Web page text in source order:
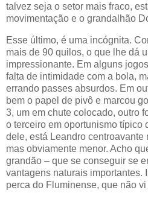
talvez seja o setor mais fraco,
movimentação e o grandalhão
Esse último, é uma incógnita.
mais de 90 quilos, o que lhe dá
impressionante. Em alguns
falta de intimidade com a bola,
errando passes absurdos. Em
bem o papel de pivô e marcou
3, um em chute colocado, outro
o terceiro em oportunismo típico
dele, está Leandro centroavante
mas obviamente menor. Acho
grandão – que se conseguir se
vantagens naturais importantes.
perca do Fluminense, que não vi